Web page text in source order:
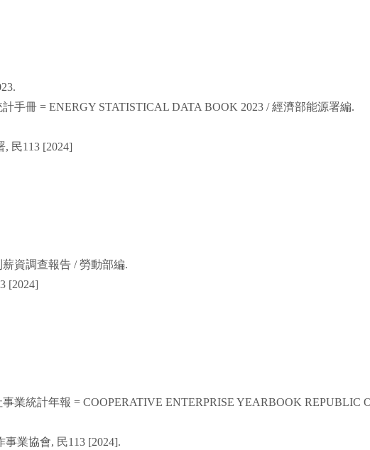
計手冊 = ENERGY STATISTICAL DATA BOOK 2023 /經濟部能源署編.
, 民113 [2024]
薪資調查報告 /勞動部編.
[2024]
業統計年報 = COOPERATIVE ENTERPRISE YEARBOOK REPUBLIC
事業協會, 民113 [2024].